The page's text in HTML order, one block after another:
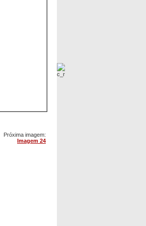
Próxima imagem:
Imagem 24